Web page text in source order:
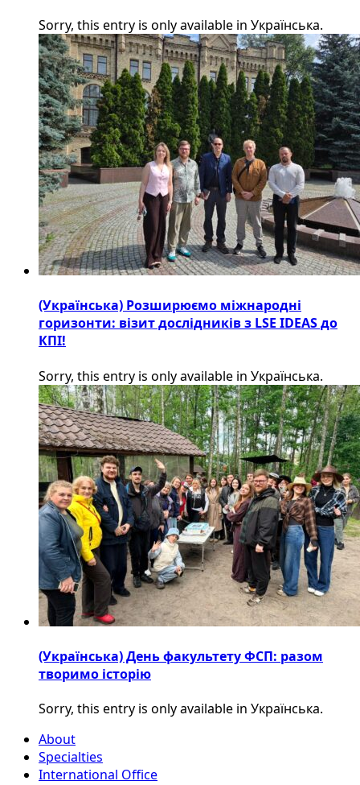
Sorry, this entry is only available in Українська.
(Українська) Розширюємо міжнародні
горизонти: візит дослідників з LSE IDEAS до
КПІ!
Sorry, this entry is only available in Українська.
(Українська) День факультету ФСП: разом
творимо історію
Sorry, this entry is only available in Українська.
About
Specialties
International Office